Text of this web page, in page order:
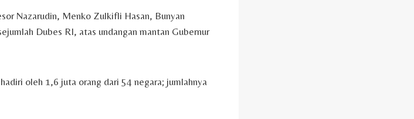
Nazarudin, Menko Zulkifli Hasan, Bunyan
Dubes RI, atas undangan mantan Gubernur
oleh 1,6 juta orang dari 54 negara; jumlahnya